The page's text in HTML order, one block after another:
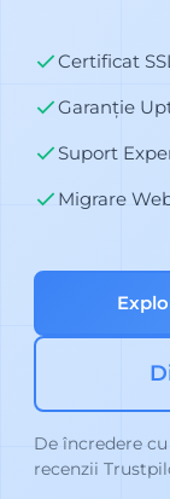
Certificat
Garanție
Suport
Migrare
De încredere
recenzii